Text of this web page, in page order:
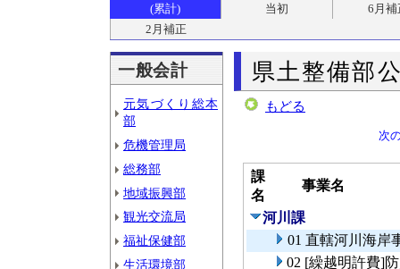
(累計) 当初
6月補
2月補正
一般会計
元気づくり総本
部
危機管理局
総務部
地域振興部
観光交流局
福祉保健部
生活環境部
県土整備部
もどる
次
課
名
事業名
河川課
01 直轄河川海岸
02 [繰越明許費]